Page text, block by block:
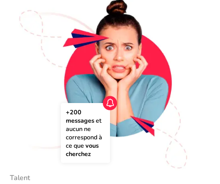
+200
messages et
aucun ne
correspond à
ce que vous
cherchez
Talent